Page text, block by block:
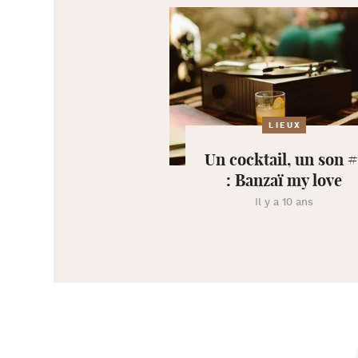
LIEUX
Un cocktail, un son
: Banzaï my love
Il y a 10 ans